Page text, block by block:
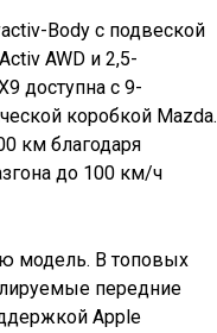
Body с подвеской
AWD и 2,5-
доступна с 9-
коробкой Mazda.
км благодаря
до 100 км/ч
модель. В топовых
передние
Apple